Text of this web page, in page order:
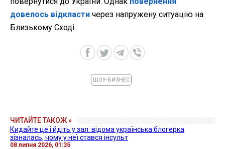
довелось відкласти через напружену ситуацію на
Близькому Сході.
ШОУ-БИЗНЕС
ЧИТАЙТЕ ТАКОЖ »
Кидайте це і йдіть у зал: відома українська блогерка
зізналась, чому у неї стався інсульт
08 липня 2026, 01:35